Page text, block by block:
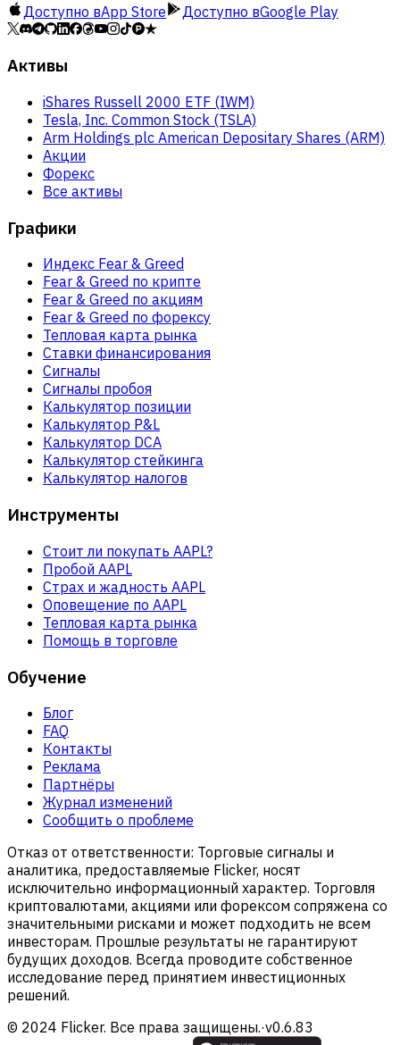
Доступно вApp Store Доступно вGoogle Play
Активы
iShares Russell 2000 ETF (IWM)
Tesla, Inc. Common Stock (TSLA)
Arm Holdings plc American Depositary Shares (ARM)
Акции
Форекс
Все активы
Графики
Индекс Fear & Greed
Fear & Greed по крипте
Fear & Greed по акциям
Fear & Greed по форексу
Тепловая карта рынка
Ставки финансирования
Сигналы
Сигналы пробоя
Калькулятор позиции
Калькулятор P&L
Калькулятор DCA
Калькулятор стейкинга
Калькулятор налогов
Инструменты
Стоит ли покупать AAPL?
Пробой AAPL
Страх и жадность AAPL
Оповещение по AAPL
Тепловая карта рынка
Помощь в торговле
Обучение
Блог
FAQ
Контакты
Реклама
Партнёры
Журнал изменений
Сообщить о проблеме
Отказ от ответственности: Торговые сигналы и
аналитика, предоставляемые Flicker, носят
исключительно информационный характер. Торговля
криптовалютами, акциями или форексом сопряжена со
значительными рисками и может подходить не всем
инвесторам. Прошлые результаты не гарантируют
будущих доходов. Всегда проводите собственное
исследование перед принятием инвестиционных
решений.
© 2024 Flicker. Все права защищены.·v0.6.83